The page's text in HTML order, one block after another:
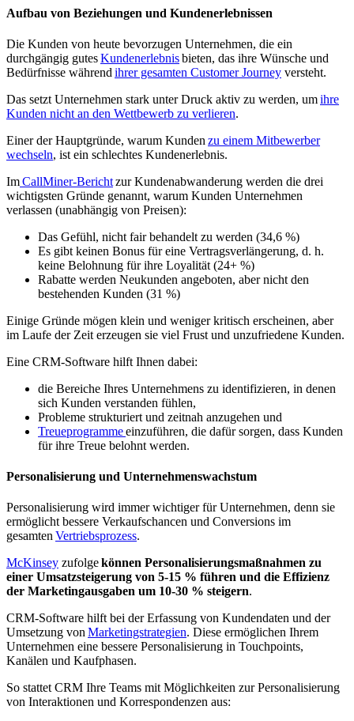
Aufbau von Beziehungen und Kundenerlebnissen
Die Kunden von heute bevorzugen Unternehmen, die ein
durchgängig gutesKundenerlebnisbieten, das ihre Wünsche und
Bedürfnisse während ihrer gesamten Customer Journey versteht.
Das setzt Unternehmen stark unter Druck aktiv zu werden, umihre
Kunden nicht an den Wettbewerb zu verlieren.
Einer der Hauptgründe, warum Kunden zu einem Mitbewerber
wechseln, ist ein schlechtes Kundenerlebnis.
ImCallMiner-Berichtzur Kundenabwanderung werden die drei
wichtigsten Gründe genannt, warum Kunden Unternehmen
verlassen (unabhängig von Preisen):
Das Gefühl, nicht fair behandelt zu werden (34,6 %)
Es gibt keinen Bonus für eine Vertragsverlängerung, d. h.
keine Belohnung für ihre Loyalität (24+ %)
Rabatte werden Neukunden angeboten, aber nicht den
bestehenden Kunden (31 %)
Einige Gründe mögen klein und weniger kritisch erscheinen, aber
im Laufe der Zeit erzeugen sie viel Frust und unzufriedene Kunden.
Eine CRM-Software hilft Ihnen dabei:
die Bereiche Ihres Unternehmens zu identifizieren, in denen
sich Kunden verstanden fühlen,
Probleme strukturiert und zeitnah anzugehen und
Treueprogrammeeinzuführen, die dafür sorgen, dass Kunden
für ihre Treue belohnt werden.
Personalisierung und Unternehmenswachstum
Personalisierung wird immer wichtiger für Unternehmen, denn sie
ermöglicht bessere Verkaufschancen und Conversions im
gesamten Vertriebsprozess.
McKinsey zufolgekönnen Personalisierungsmaßnahmen zu
einer Umsatzsteigerung von 5-15 % führen und die Effizienz
der Marketingausgaben um 10-30 % steigern.
CRM-Software hilft bei der Erfassung von Kundendaten und der
Umsetzung von Marketingstrategien. Diese ermöglichen Ihrem
Unternehmen eine bessere Personalisierung in Touchpoints,
Kanälen und Kaufphasen.
So stattet CRM Ihre Teams mit Möglichkeiten zur Personalisierung
von Interaktionen und Korrespondenzen aus: